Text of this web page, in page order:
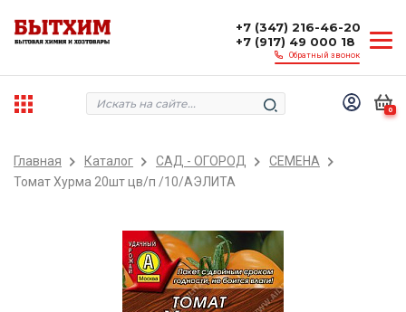
+7 (347) 216-46-20
+7 (917) 49 000 18
Обратный звонок
0
Главная Каталог САД - ОГОРОД
СЕМЕНА
Томат Хурма 20шт цв/п /10/АЭЛИТА